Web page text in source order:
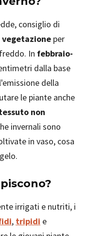
consiglio di
vegetazione per
In febbraio-
dalla base
della
le piante anche
non
invernali sono
in vaso, cosa
irrigati e nutriti, i
, tripidi e